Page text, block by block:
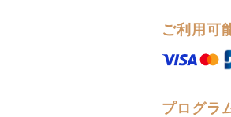
ご利用可
プログラ